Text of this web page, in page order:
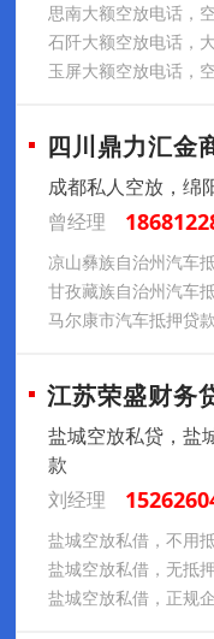
思南大额空放电话，
石阡大额空放电话，
玉屏大额空放电话，
四川鼎力汇金
成都私人空放，绵
曾经理
凉山彝族自治州汽车
甘孜藏族自治州汽车
马尔康市汽车抵押贷
江苏荣盛财务
盐城空放私贷，盐
款
刘经理
盐城空放私借，不用
盐城空放私借，无抵
盐城空放私借，正规